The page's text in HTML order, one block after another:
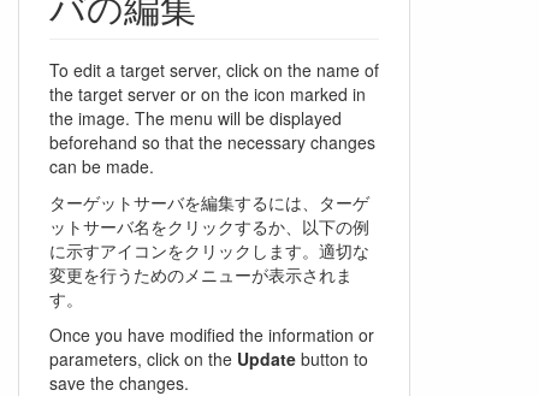
To edit a target server, click on the name of
the target server or on the icon marked in
the image. The menu will be displayed
beforehand so that the necessary changes
can be made.
ターゲットサーバを編集するには、ターゲ
ットサーバ名をクリックするか、以下の例
に示すアイコンをクリックします。適切な
変更を行うためのメニューが表示されま
す。
Once you have modified the information or
parameters, click on the Update button to
save the changes.